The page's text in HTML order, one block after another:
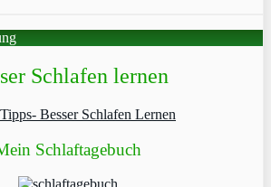
Schlafen lernen
Schlaftagebuch